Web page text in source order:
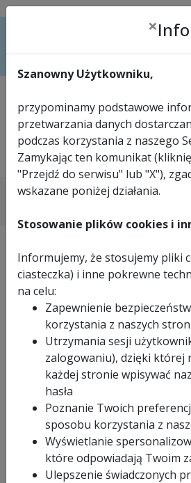
tel.33 816 57
×
Szanowny Użytkowniku,
przypominamy podstawowe
przetwarzania danych
podczas korzystania z naszego
Zamykając ten komunikat
"Przejdź do serwisu" lub "X"),
wskazane poniżej działania.
Stosowanie plików cookies i
Informujemy, że stosujemy pliki
ciasteczka) i inne pokrewne
na celu:
Zapewnienie
korzystania z naszych stron
Utrzymania sesji
zalogowaniu), dzięki której
każdej stronie wpisywać
hasła
Poznanie Twoich
sposobu korzystania z
Wyświetlanie
które odpowiadają Twoim
Ulepszenie świadczonych
>STRONA GŁÓWNA >
PRZECINARKI TAŚMOWE
8025191804420 FEMI-ABSNG160
od 9.99 PLN
7749.00